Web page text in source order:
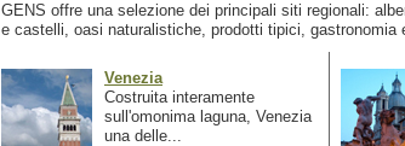
GENS offre una selezione dei principali siti regionali:
e castelli, oasi naturalistiche, prodotti tipici, gastronomia
Venezia
Costruita interamente
sull'omonima laguna, Venezia
una delle...